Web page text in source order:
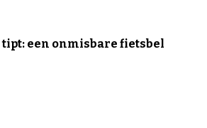
tipt: een onmisbare fietsbel